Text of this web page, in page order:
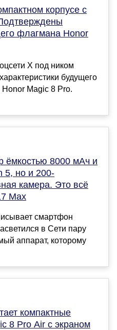
корпусе с
флагмана Honor
X под ником
будущего
Magic 8 Pro.
ёмкостью 8000 мАч и
5, но и 200-
камера. Это всё
Max
смартфон
в Сети пару
аппарат, которому
компактные
8 Pro Air с экраном